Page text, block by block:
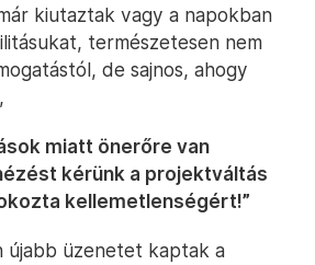
kiutaztak vagy a napokban
természetesen nem
de sajnos, ahogy
miatt önerőre van
kérünk a projektváltás
kellemetlenségért!”
újabb üzenetet kaptak a